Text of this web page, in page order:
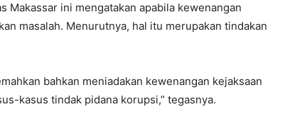
Makassar ini mengatakan apabila kewenangan
masalah. Menurutnya, hal itu merupakan tindakan
bahkan meniadakan kewenangan kejaksaan
kasus tindak pidana korupsi,” tegasnya.